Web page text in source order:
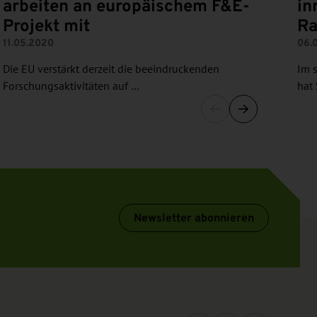
arbeiten an europäischem F&E-
Projekt mit
11.05.2020
Die EU verstärkt derzeit die beeindruckenden
Forschungsaktivitäten auf …
Im
hat
Newsletter abonnieren